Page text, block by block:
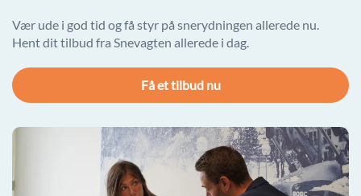
Vær ude i god tid og få styr på snerydningen allerede nu.
Hent dit tilbud fra Snevagten allerede i dag.
Få et tilbud nu